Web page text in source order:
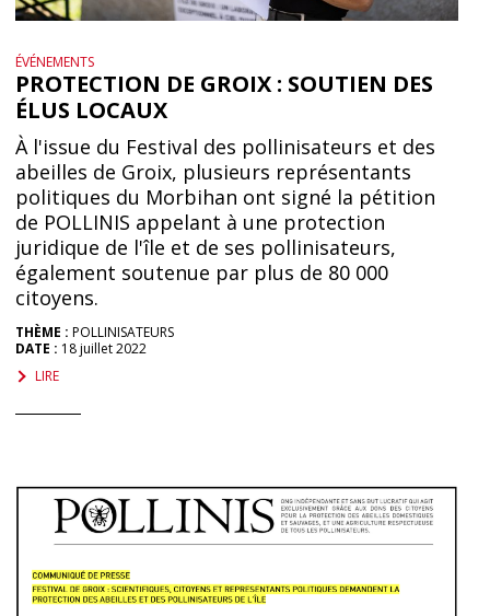
ÉVÉNEMENTS
PROTECTION DE GROIX : SOUTIEN DES
ÉLUS LOCAUX
À l'issue du Festival des pollinisateurs et des
abeilles de Groix, plusieurs représentants
politiques du Morbihan ont signé la pétition
de POLLINIS appelant à une protection
juridique de l'île et de ses pollinisateurs,
également soutenue par plus de 80 000
citoyens.
THÈME : POLLINISATEURS
DATE : 18 juillet 2022
LIRE